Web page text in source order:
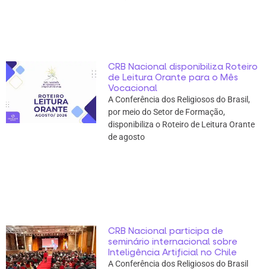
CRB Nacional disponibiliza Roteiro
de Leitura Orante para o Mês
Vocacional
A Conferência dos Religiosos do Brasil,
por meio do Setor de Formação,
disponibiliza o Roteiro de Leitura Orante
de agosto
CRB Nacional participa de
seminário internacional sobre
Inteligência Artificial no Chile
A Conferência dos Religiosos do Brasil